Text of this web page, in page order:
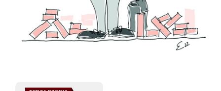
SPECIALE
CAMBIA NUMERO expand_more